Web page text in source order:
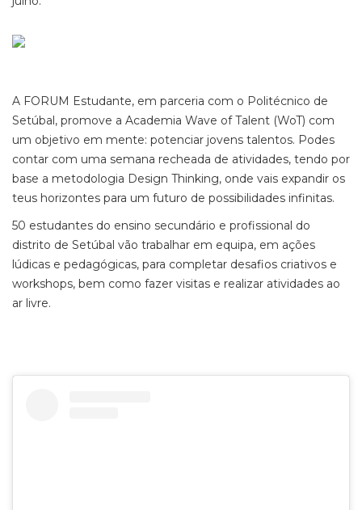
A FORUM Estudante, em parceria com o Politécnico de
Setúbal, promove a Academia Wave of Talent (WoT) com
um objetivo em mente: potenciar jovens talentos. Podes
contar com uma semana recheada de atividades, tendo por
base a metodologia Design Thinking, onde vais expandir os
teus horizontes para um futuro de possibilidades infinitas.
50 estudantes do ensino secundário e profissional do
distrito de Setúbal vão trabalhar em equipa, em ações
lúdicas e pedagógicas, para completar desafios criativos e
workshops, bem como fazer visitas e realizar atividades ao
ar livre.